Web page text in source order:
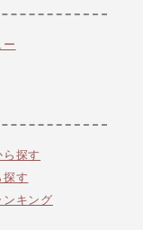
ー
探す
探す
ンキング